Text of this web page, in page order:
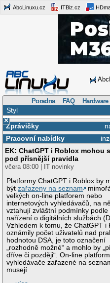
AbcLinuxu.cz ITBiz.cz
Poradna FAQ Hardware
Styl
×
Zprávičky
Pracovní nabídky
EK: ChatGPT i Roblox mohou
pod přísnější pravidla
včera 08:00 | IT novinky
Platformy ChatGPT i Roblox by
býtzařazeny na seznam
velkých on-line platforem nebo
internetových vyhledávačů, na
vztahují zvláštní podmínky podle
nařízení o digitálních službách
Vzhledem k tomu, že ChatGPT i
oznámily počet uživatelů nad
hodnotou DSA, je toto označení
„rozhodně možné“ a mohlo by
dříve či později“. On-line
vyhledávače zařazené na
musejí